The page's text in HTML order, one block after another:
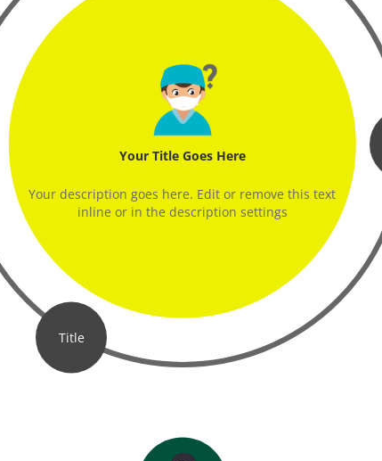
Title
Your Title Goes Here
Your description goes here. Edit or remove this text
inline or in the description settings